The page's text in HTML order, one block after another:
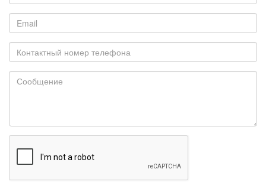
Email
Контактный
номер
телефона
Сообщение